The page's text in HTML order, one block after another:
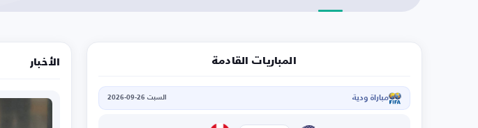
المباريات القادمة
مباراة ودية السبت 26-09-2026
الأخبار